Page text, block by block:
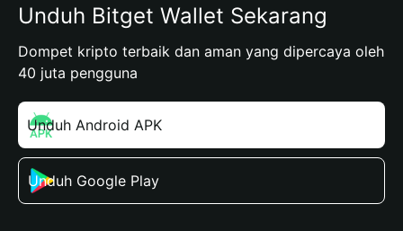
Unduh Bitget Wallet Sekarang
Dompet kripto terbaik dan aman yang dipercaya oleh
40 juta pengguna
Unduh Android APK
Unduh Google Play